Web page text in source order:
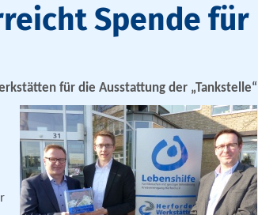
Spende für
für die Ausstattung der „Tankstelle“